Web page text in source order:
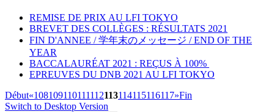
REMISE DE PRIX AU LFI TOKYO
BREVET DES COLLÈGES : RÉSULTATS 2021
FIN D'ANNEE / 学年末のメッセージ / END OF THE
YEAR
BACCALAURÉAT 2021 : REÇUS À 100%
EPREUVES DU DNB 2021 AU LFI TOKYO
Début«108109110111112113114115116117»Fin
Switch to Desktop Version